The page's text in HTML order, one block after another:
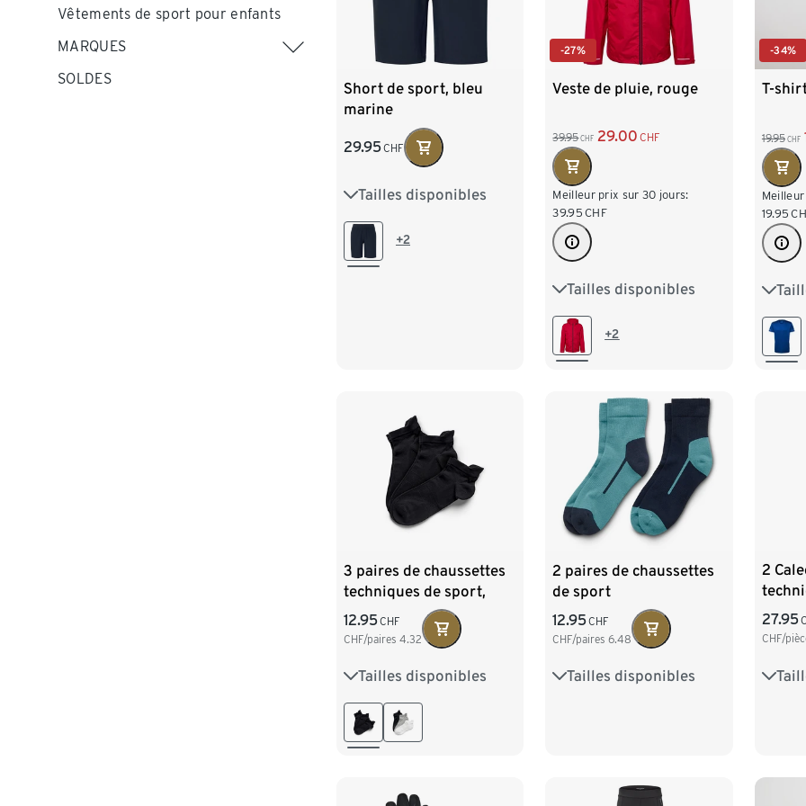
Vêtements de sport pour enfants
MARQUES
SOLDES
Short de sport, bleu
marine
29.95CHF
Tailles disponibles
S 44/46 M 48/50
L 52/54+2
-27%
Veste de pluie, rouge
39.95 CHF 29.00 CHF
Meilleur prix sur 30 jours:
39.95 CHF
Tailles disponibles
XS S M L XL
XXL +2
-34%
T-
19.95 CHF
19.95
S
L 52/
3 paires de chaussettes
techniques de sport,
noir
12.95CHF
CHF/paires 4.32
Tailles disponibles
35-38 39-42 43-46
2 paires de chaussettes
de sport
12.95CHF
CHF/paires6.48
Tailles disponibles
35-38 39-42 43-46
2
27.95
CHF/
S